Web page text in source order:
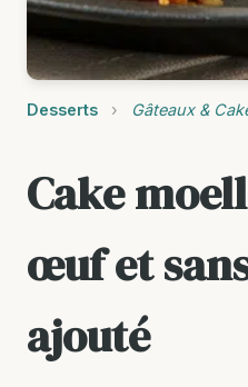
Desserts › Gâteaux &
Cake
œuf et
ajouté